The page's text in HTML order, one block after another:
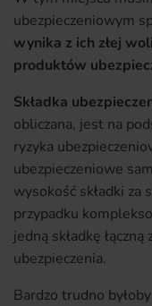
ubezpieczeniowym
wynika z ich złej
produktów
Składka
obliczana, jest na
ryzyka
ubezpieczeniowe
wysokość składki
przypadku
jedną składkę
ubezpieczenia.
Bardzo trudno